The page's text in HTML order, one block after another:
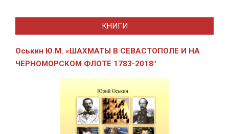
КНИГИ
Оськин Ю.М. «ШАХМАТЫ В СЕВАСТОПОЛЕ И НА
ЧЕРНОМОРСКОМ ФЛОТЕ 1783-2018″